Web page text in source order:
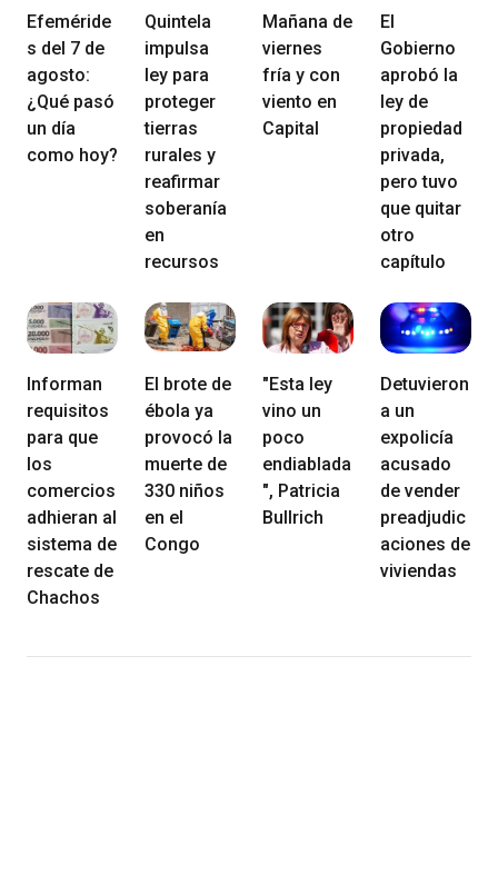
Efeméride
s del 7 de
agosto:
¿Qué pasó
un día
como hoy?
Quintela
impulsa
ley para
proteger
tierras
rurales y
reafirmar
soberanía
en
recursos
Mañana de
viernes
fría y con
viento en
Capital
El
Gobierno
aprobó la
ley de
propiedad
privada,
pero tuvo
que quitar
otro
capítulo
Informan
requisitos
para que
los
comercios
adhieran al
sistema de
rescate de
Chachos
El brote de
ébola ya
provocó la
muerte de
330 niños
en el
Congo
"Esta ley
vino un
poco
endiablada
", Patricia
Bullrich
Detuvieron
a un
expolicía
acusado
de vender
preadjudic
aciones de
viviendas